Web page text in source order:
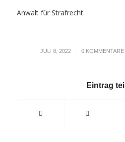
Anwalt für Strafrecht
JULI 8, 2022
/ 0 KOMMENTARE
/
Eintrag